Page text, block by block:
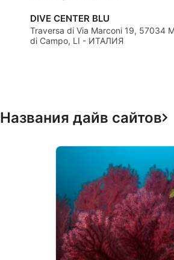
DIVE CENTER BLU
Traversa di Via Marconi 19, 57034
di Campo, LI - ИТАЛИЯ
Названия дайв сайтов
функциональная